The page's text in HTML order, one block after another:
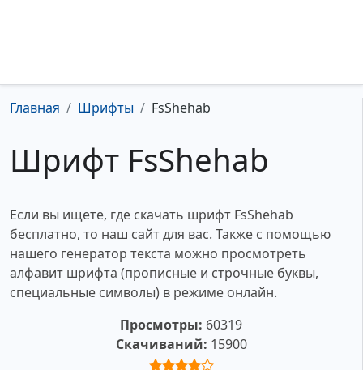
Главная Шрифты FsShehab
Шрифт FsShehab
Если вы ищете, где скачать шрифт FsShehab
бесплатно, то наш сайт для вас. Также с помощью
нашего генератор текста можно просмотреть
алфавит шрифта (прописные и строчные буквы,
специальные символы) в режиме онлайн.
Просмотры: 60319
Скачиваний: 15900